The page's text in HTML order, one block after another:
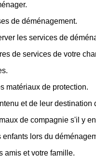
de déménagement.
les services de
de services de votre
matériaux de protection.
et de leur destination
de compagnie s'il y
lors du
amis et votre famille.